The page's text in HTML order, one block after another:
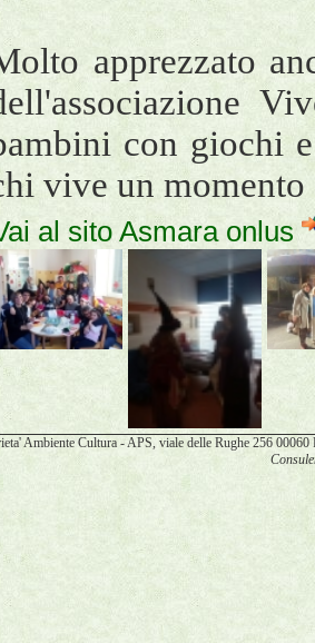
apprezzato
con giochi
vive un momento
al sito Asmara onlus
Ambiente Cultura - APS, viale delle Rughe 256